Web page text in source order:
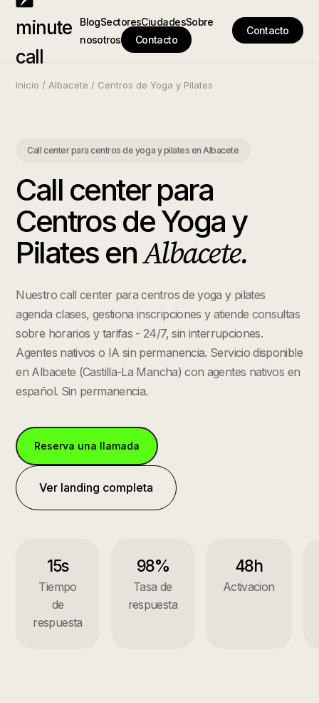
minute
call
BlogSectoresCiudadesSobre
nosotros
Contacto
Contacto
Inicio / Albacete / Centros de Yoga y Pilates
Call center para centros de yoga y pilates enAlbacete
Call center para
Centros de Yoga y
PilatesenAlbacete.
Nuestro call center para centros de yoga y pilates
agenda clases, gestiona inscripciones y atiende consultas
sobre horarios y tarifas - 24/7, sin interrupciones.
Agentes nativos o IA sin permanencia. Servicio disponible
en Albacete (Castilla-La Mancha) con agentes nativos en
español. Sin permanencia.
Reserva una llamada
Ver landing completa
15s
Tiempo
de
respuesta
98%
Tasa de
respuesta
48h
Activacion